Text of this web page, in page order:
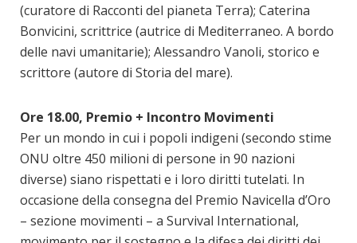
(curatore di Racconti del pianeta Terra); Caterina
Bonvicini, scrittrice (autrice di Mediterraneo. A bordo
delle navi umanitarie); Alessandro Vanoli, storico e
scrittore (autore di Storia del mare).
Ore 18.00, Premio + Incontro Movimenti
Per un mondo in cui i popoli indigeni (secondo stime
ONU oltre 450 milioni di persone in 90 nazioni
diverse) siano rispettati e i loro diritti tutelati. In
occasione della consegna del Premio Navicella d’Oro
– sezione movimenti – a Survival International,